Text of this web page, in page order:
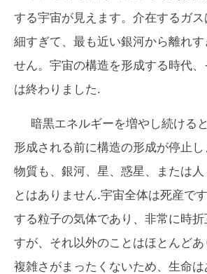
する宇宙が見えます。介在するガ
細すぎて、最も近い銀河から離れす
せん。宇宙の構造を形成する時代
は終わりました.
暗黒エネルギーを増やし続ける
形成される前に構造の形成が停止
物質も、銀河、星、惑星、または人
とはありません.宇宙全体は死産で
する粒子の気体であり、非常に時折
すが、それ以外のことはほとんど
複雑さがまったくないため、生命は